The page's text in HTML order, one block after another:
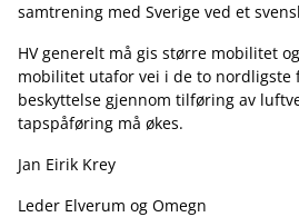
samtrening med Sverige ved et
HV generelt må gis større mobilitet
mobilitet utafor vei i de to nordligste
beskyttelse gjennom tilføring av
tapspåføring må økes.
Jan Eirik Krey
Leder Elverum og Omegn